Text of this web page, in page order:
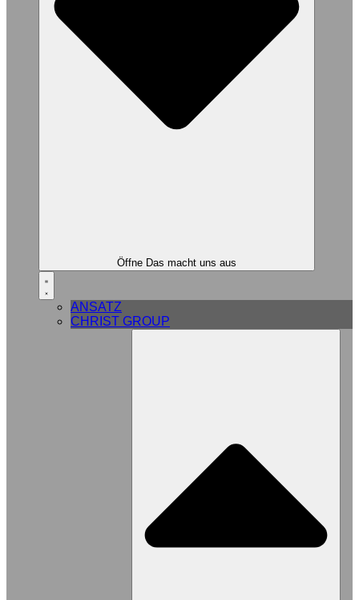
Öffne Das macht uns aus
ANSATZ
CHRIST GROUP